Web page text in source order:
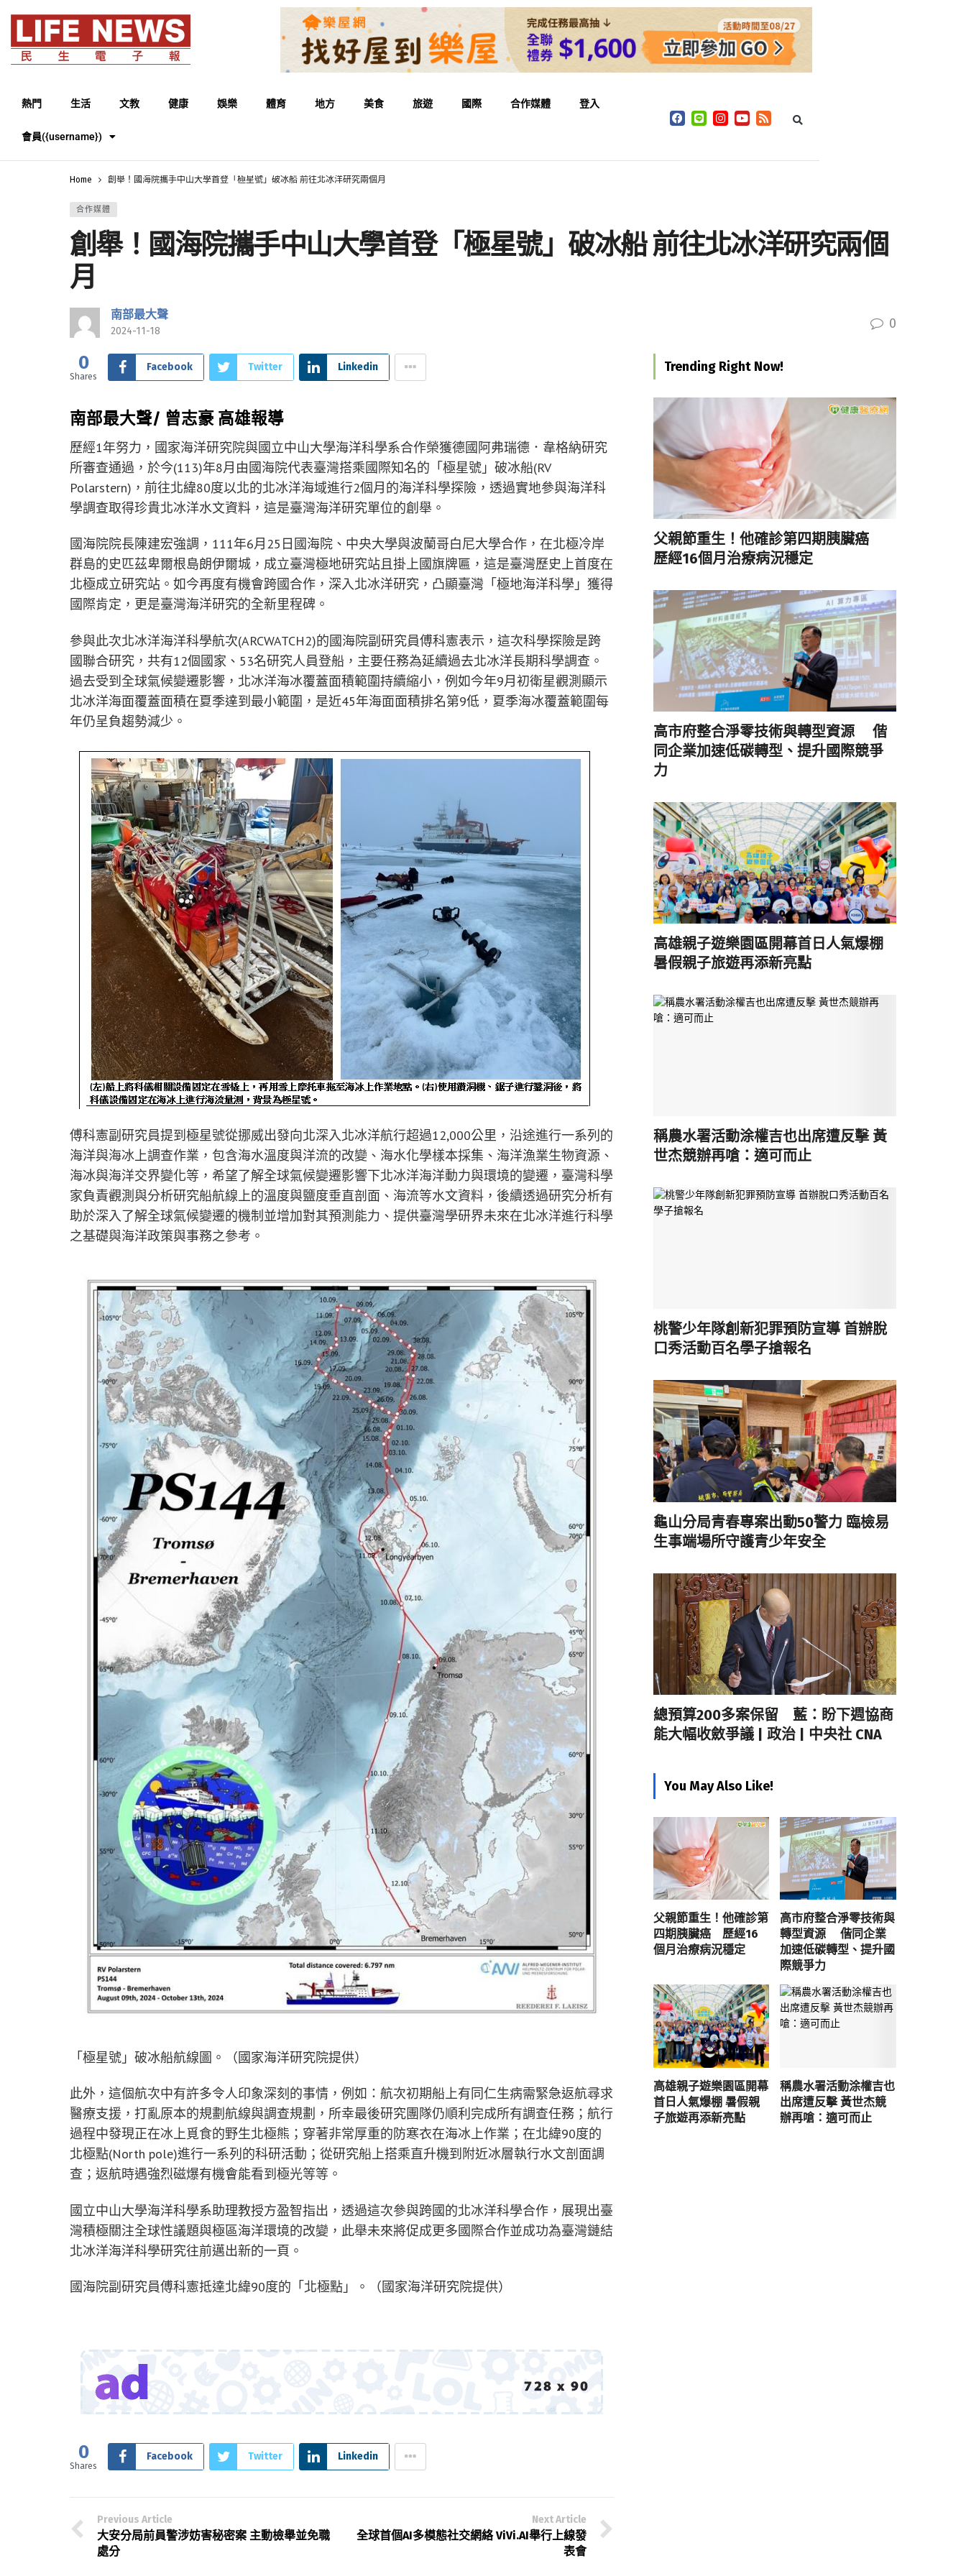
熱門 生活 文教 健康 娛樂 體育 地方 美食 旅遊 國際 合作媒體 登入
會員({username})
Home 創舉！國海院攜手中山大學首登「極星號」破冰船 前往北冰洋研究兩個月
合作媒體
創舉！國海院攜手中山大學首登「極星號」破冰船 前往北冰洋研究兩個
月
南部最大聲
2024-11-18 0
0
Shares
Facebook Twitter Linkedin
南部最大聲/ 曾志豪 高雄報導
歷經1年努力，國家海洋研究院與國立中山大學海洋科學系合作榮獲德國阿弗瑞德．韋格納研究
所審查通過，於今(113)年8月由國海院代表臺灣搭乘國際知名的「極星號」破冰船(RV
Polarstern)，前往北緯80度以北的北冰洋海域進行2個月的海洋科學探險，透過實地參與海洋科
學調查取得珍貴北冰洋水文資料，這是臺灣海洋研究單位的創舉。
國海院院長陳建宏強調，111年6月25日國海院、中央大學與波蘭哥白尼大學合作，在北極冷岸
群島的史匹茲卑爾根島朗伊爾城，成立臺灣極地研究站且掛上國旗牌匾，這是臺灣歷史上首度在
北極成立研究站。如今再度有機會跨國合作，深入北冰洋研究，凸顯臺灣「極地海洋科學」獲得
國際肯定，更是臺灣海洋研究的全新里程碑。
參與此次北冰洋海洋科學航次(ARCWATCH2)的國海院副研究員傅科憲表示，這次科學探險是跨
國聯合研究，共有12個國家、53名研究人員登船，主要任務為延續過去北冰洋長期科學調查。
過去受到全球氣候變遷影響，北冰洋海冰覆蓋面積範圍持續縮小，例如今年9月初衛星觀測顯示
北冰洋海面覆蓋面積在夏季達到最小範圍，是近45年海面面積排名第9低，夏季海冰覆蓋範圍每
年仍呈負趨勢減少。
傅科憲副研究員提到極星號從挪威出發向北深入北冰洋航行超過12,000公里，沿途進行一系列的
海洋與海冰上調查作業，包含海水溫度與洋流的改變、海水化學樣本採集、海洋漁業生物資源、
海冰與海洋交界變化等，希望了解全球氣候變遷影響下北冰洋海洋動力與環境的變遷，臺灣科學
家負責觀測與分析研究船航線上的溫度與鹽度垂直剖面、海流等水文資料，後續透過研究分析有
助於深入了解全球氣候變遷的機制並增加對其預測能力、提供臺灣學研界未來在北冰洋進行科學
之基礎與海洋政策與事務之參考。
「極星號」破冰船航線圖。（國家海洋研究院提供）
此外，這個航次中有許多令人印象深刻的事情，例如：航次初期船上有同仁生病需緊急返航尋求
醫療支援，打亂原本的規劃航線與調查規劃，所幸最後研究團隊仍順利完成所有調查任務；航行
過程中發現正在冰上覓食的野生北極熊；穿著非常厚重的防寒衣在海冰上作業；在北緯90度的
北極點(North pole)進行一系列的科研活動；從研究船上搭乘直升機到附近冰層執行水文剖面調
查；返航時遇強烈磁爆有機會能看到極光等等。
國立中山大學海洋科學系助理教授方盈智指出，透過這次參與跨國的北冰洋科學合作，展現出臺
灣積極關注全球性議題與極區海洋環境的改變，此舉未來將促成更多國際合作並成功為臺灣鏈結
北冰洋海洋科學研究往前邁出新的一頁。
國海院副研究員傅科憲抵達北緯90度的「北極點」。（國家海洋研究院提供）
0
Shares
Facebook Twitter Linkedin
Previous Article
大安分局前員警涉妨害秘密案 主動檢舉並免職
處分
Next Article
全球首個AI多模態社交網絡 ViVi.AI舉行上線發
表會
Trending Right Now!
父親節重生！他確診第四期胰臟癌
歷經16個月治療病況穩定
高市府整合淨零技術與轉型資源 偕
同企業加速低碳轉型、提升國際競爭
力
高雄親子遊樂園區開幕首日人氣爆棚
暑假親子旅遊再添新亮點
稱農水署活動涂權吉也出席遭反擊 黃
世杰競辦再嗆：適可而止
桃警少年隊創新犯罪預防宣導 首辦脫
口秀活動百名學子搶報名
龜山分局青春專案出動50警力 臨檢易
生事端場所守護青少年安全
總預算200多案保留 藍：盼下週協商
能大幅收斂爭議 | 政治 | 中央社 CNA
You May Also Like!
父親節重生！他確診第
四期胰臟癌 歷經16
個月治療病況穩定
高市府整合淨零技術與
轉型資源 偕同企業
加速低碳轉型、提升國
際競爭力
高雄親子遊樂園區開幕
首日人氣爆棚 暑假親
子旅遊再添新亮點
稱農水署活動涂權吉也
出席遭反擊 黃世杰競
辦再嗆：適可而止